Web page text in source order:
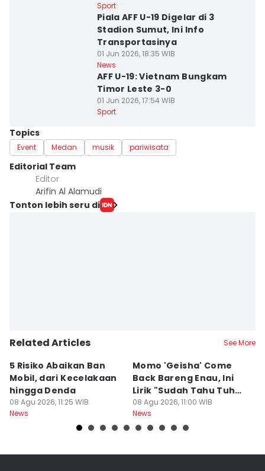
Sport
Piala AFF U-19 Digelar di 3
Stadion Sumut, Ini Info
Transportasinya
01 Jun 2026, 18:35 WIB
News
AFF U-19: Vietnam Bungkam
Timor Leste 3-0
01 Jun 2026, 17:54 WIB
Sport
Topics
Event Medan musik pariwisata
Editorial Team
Editor
Arifin Al Alamudi
Tonton lebih seru di
Related Articles See More
5 Risiko Abaikan Ban
Mobil, dari Kecelakaan
hingga Denda
08 Agu 2026, 11:25 WIB
News
Momo 'Geisha' Come
Back Bareng Enau, Ini
Lirik "Sudah Tahu Tuhan
Kita Berbeda"
08 Agu 2026, 11:00 WIB
News